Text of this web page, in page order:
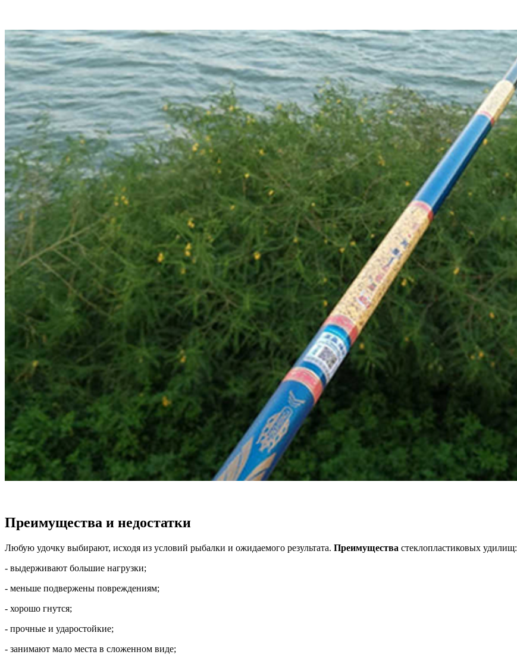
Преимущества и недостатки
Любую удочку выбирают, исходя из условий рыбалки и ожидаемого результата. Преимущества стеклопластиковых удилищ:
- выдерживают большие нагрузки;
- меньше подвержены повреждениям;
- хорошо гнутся;
- прочные и ударостойкие;
- занимают мало места в сложенном виде;